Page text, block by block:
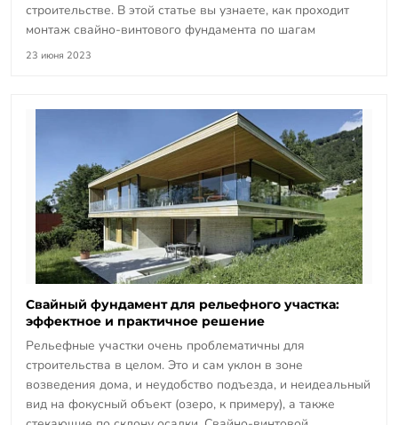
строительстве. В этой статье вы узнаете, как проходит
монтаж свайно-винтового фундамента по шагам
23 июня 2023
Свайный фундамент для рельефного участка:
эффектное и практичное решение
Рельефные участки очень проблематичны для
строительства в целом. Это и сам уклон в зоне
возведения дома, и неудобство подъезда, и неидеальный
вид на фокусный объект (озеро, к примеру), а также